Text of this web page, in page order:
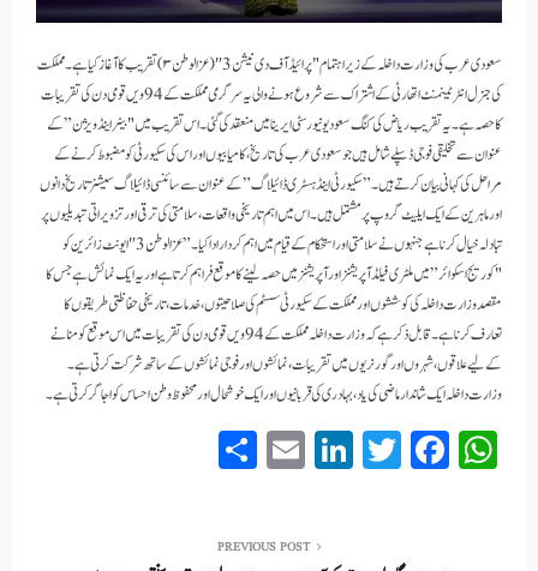
سعودی عرب کی وزارت داخلہ کے زیر اہتمام "پرائیڈ آف دی نیشن 3″(عزالوطن ۳) تقریب کا آغاز کیا ہے۔ مملکت
کی جنرل انٹرٹینمنٹ اتھارٹی کے اشتراک سے شروع ہونے والی یہ سرگرمی مملکت کے 94ویں قومی دن کی تقریبات
کا حصہ ہے۔یہ تقریب ریاض کی کنگ سعود یونیورسٹی ایرینا میں منعقد کی گئی۔اس تقریب میں "بینر اینڈ ویژن” کے
عنوان سے تخلیقی فوجی ڈسپلے شامل ہیں جو سعودی عرب کی تاریخ، کامیابیوں اور اس کی سکیورٹی کو مضبوط کرنے کے
مراحل کی کہانی بیان کرتے ہیں۔”سکیورٹی اینڈ ہسٹری ڈائیلاگ” کے عنوان سے سائنسی ڈائیلاگ سیشنز تاریخ دانوں
اور ماہرین کے ایک ایلیٹ گروپ پر مشتمل ہیں۔ اس میں اہم تاریخی واقعات، سلامتی کی ترقی اور تزویراتی تبدیلیوں پر
تبادلہ خیال کرنا ہے جنہوں نے سلامتی اور استحکام کے قیام میں اہم کردار ادا کیا۔”عز الوطن 3″ ایونٹ زائرین کو
"کوریج اسکوائر” میں ملٹری فیلڈ آپریشنز اور آپریشنز میں حصہ لینے کا موقع فراہم کرتا ہے اور یہ ایک نمائش ہے جس کا
مقصد وزارت داخلہ کی کوششوں اور مملکت کے سکیورٹی سسٹم کی صلاحیتوں، خدمات، تاریخی حفاظتی طریقوں کا
تعارف کرنا ہے۔قابل ذکر ہے کہ وزارت داخلہ مملکت کے 94 ویں قومی دن کی تقریبات میں اس موقع کو منانے
کے لیے علاقوں، شہروں اور گورنریوں میں تقریبات، نمائشوں اور فوجی نمائشوں کے ساتھ شرکت کرتی ہے۔
وزارت داخلہ ایک شاندار ماضی کی یاد، بہادری کی قربانیوں اور ایک خوشحال اور محفوظ وطن احساس کو اجاگر کرتی ہے۔
W
ha
Fa
ce
T
wi
Li
nk
E
m
PREVIOUS POST